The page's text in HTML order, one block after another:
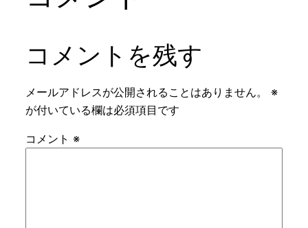
コメントを残す
メールアドレスが公開されることはありません。
※
が付いている欄は必須項目です
コメント ※